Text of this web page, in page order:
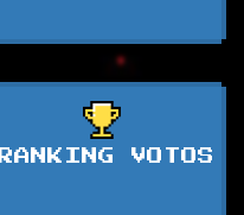
RANKING VOTOS